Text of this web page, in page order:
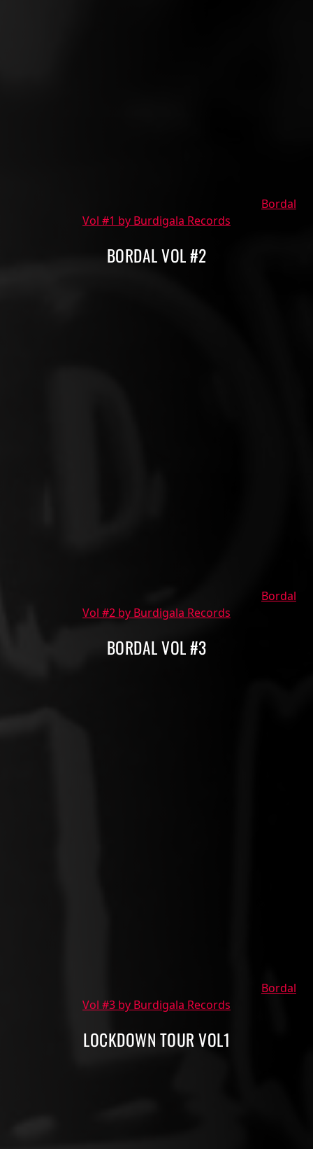
Bordal
Vol #1 by Burdigala Records
BORDAL VOL #2
Bordal
Vol #2 by Burdigala Records
BORDAL VOL #3
Bordal
Vol #3 by Burdigala Records
LOCKDOWN TOUR VOL1